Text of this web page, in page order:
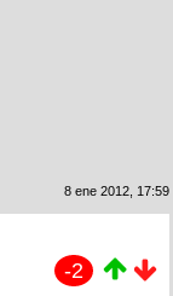
8 ene 2012, 17:59
-2